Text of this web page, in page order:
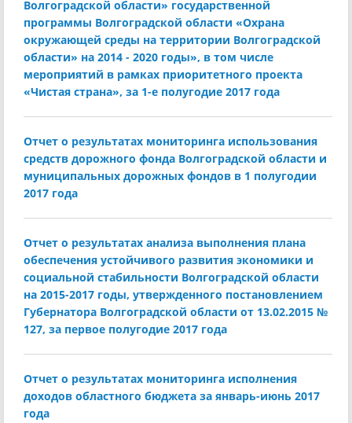
Волгоградской области» государственной
программы Волгоградской области «Охрана
окружающей среды на территории Волгоградской
области» на 2014 - 2020 годы», в том числе
мероприятий в рамках приоритетного проекта
«Чистая страна», за 1-е полугодие 2017 года
Отчет о результатах мониторинга использования
средств дорожного фонда Волгоградской области и
муниципальных дорожных фондов в 1 полугодии
2017 года
Отчет о результатах анализа выполнения плана
обеспечения устойчивого развития экономики и
социальной стабильности Волгоградской области
на 2015-2017 годы, утвержденного постановлением
Губернатора Волгоградской области от 13.02.2015 №
127, за первое полугодие 2017 года
Отчет о результатах мониторинга исполнения
доходов областного бюджета за январь-июнь 2017
года